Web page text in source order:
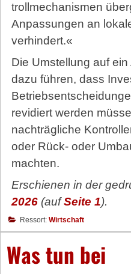
troll­mecha­nis­men
Anpassungen an
verhindert.«
Die Umstellung auf
dazu führen, dass
revidiert werden
nachträgliche
oder Rück- oder
machten.
Erschienen in der
2026(aufSeite 1).
Ressort: Wirtschaft
Was tun bei